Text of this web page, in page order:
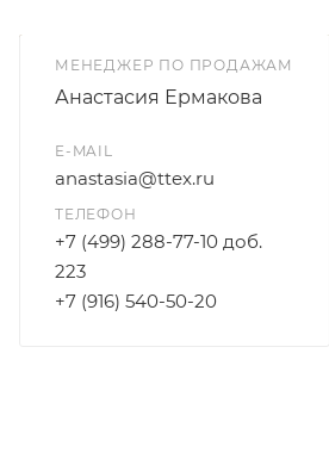
МЕНЕДЖЕР ПО ПРОДАЖАМ
Анастасия Ермакова
E-MAIL
anastasia@ttex.ru
ТЕЛЕФОН
+7 (499) 288-77-10 доб.
223
+7 (916) 540-50-20